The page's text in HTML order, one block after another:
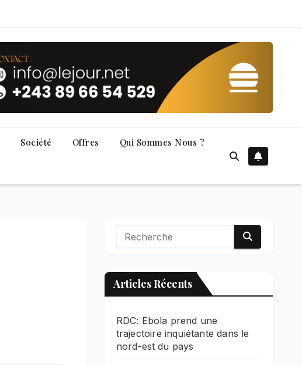
Société Offres Qui Sommes Nous ?
Articles Récents
RDC: Ebola prend une
trajectoire inquiétante dans le
nord-est du pays